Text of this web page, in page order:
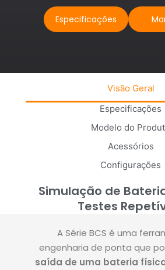
Especificações
Visão Geral
Especificações
Modelo do
Acessórios
Configurações
Simulação de
Testes
A Série BCS é uma
engenharia de ponta que
saída de uma bateria